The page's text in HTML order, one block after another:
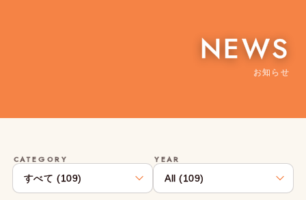
NEWS
お知らせ
CATEGORY YEAR